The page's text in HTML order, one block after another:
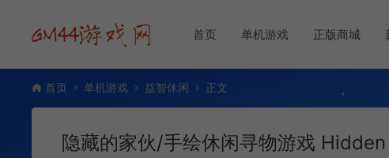
首页 单机游戏 正版商城
首页 单机游戏 益智休闲 正文
隐藏的家伙/手绘休闲寻物游戏